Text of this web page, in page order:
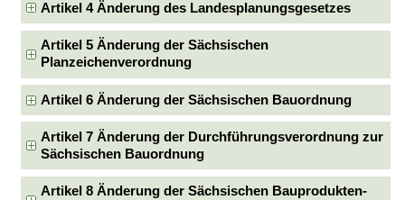
Artikel 4 Änderung des Landesplanungsgesetzes
Artikel 5 Änderung der Sächsischen
Planzeichenverordnung
Artikel 6 Änderung der Sächsischen Bauordnung
Artikel 7 Änderung der Durchführungsverordnung zur
Sächsischen Bauordnung
Artikel 8 Änderung der Sächsischen Bauprodukten-